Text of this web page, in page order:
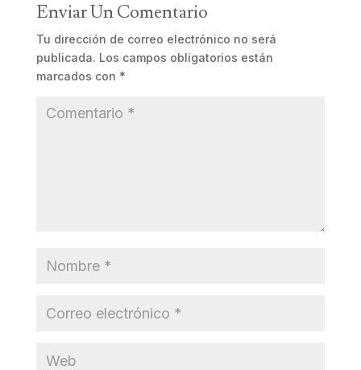
Enviar Un Comentario
Tu dirección de correo electrónico no será
publicada. Los campos obligatorios están
marcados con *